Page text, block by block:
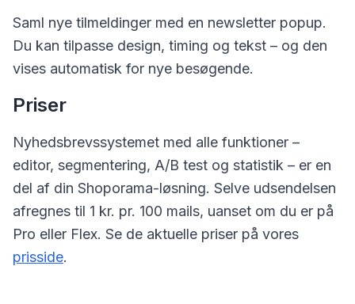
Saml nye tilmeldinger med en newsletter popup.
Du kan tilpasse design, timing og tekst – og den
vises automatisk for nye besøgende.
Priser
Nyhedsbrevssystemet med alle funktioner –
editor, segmentering, A/B test og statistik – er en
del af din Shoporama-løsning. Selve udsendelsen
afregnes til 1 kr. pr. 100 mails, uanset om du er på
Pro eller Flex. Se de aktuelle priser på vores
prisside.